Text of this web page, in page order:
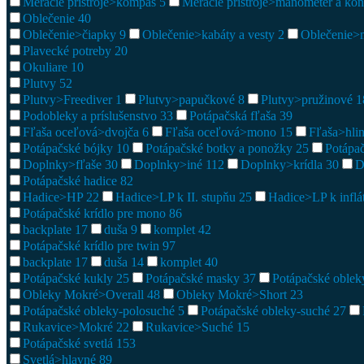
Oblečenie 40
Oblečenie>čiapky 9 Oblečenie>kabáty a vesty 2
Plavecké potreby 20
Okuliare 10
Plutvy 52
Plutvy>Freediver 1 Plutvy>papučkové 8 Plutvy>pružinové
Podobleky a príslušenstvo 33 Potápačská fľaša 39
Fľaša oceľová>dvojča 6 Fľaša oceľová>mono 15
Potápačské bójky 10 Potápačské botky a ponožky 25
Doplnky>fľaše 30 Doplnky>iné 112 Doplnky>krídla 30
Potápačské hadice 82
Hadice>HP 22 Hadice>LP k II. stupňu 25 Hadice>LP k
Potápačské krídlo pre mono 86
backplate 17 duša 9 komplet 42
Potápačské krídlo pre twin 97
backplate 17 duša 14 komplet 40
Potápačské kukly 25 Potápačské masky 37 Potápačské
Obleky Mokré>Overall 48 Obleky Mokré>Short 23
Potápačské obleky-polosuché 5 Potápačské obleky-suché 27
Rukavice>Mokré 22 Rukavice>Suché 15
Potápačské svetlá 153
Svetlá>hlavné 89